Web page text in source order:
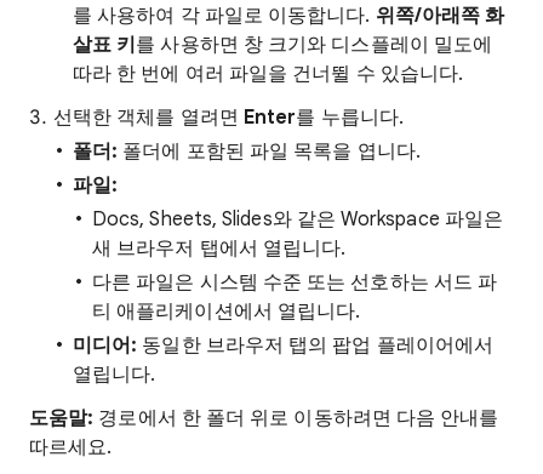
를 사용하여 각 파일로 이동합니다. 위쪽/아래쪽 화
살표 키를 사용하면 창 크기와 디스플레이 밀도에
따라 한 번에 여러 파일을 건너뛸 수 있습니다.
선택한 객체를 열려면 Enter를 누릅니다.
폴더: 폴더에 포함된 파일 목록을 엽니다.
파일:
Docs, Sheets, Slides와 같은 Workspace 파일은
새 브라우저 탭에서 열립니다.
다른 파일은 시스템 수준 또는 선호하는 서드 파
티 애플리케이션에서 열립니다.
미디어: 동일한 브라우저 탭의 팝업 플레이어에서
열립니다.
도움말: 경로에서 한 폴더 위로 이동하려면 다음 안내를
따르세요.